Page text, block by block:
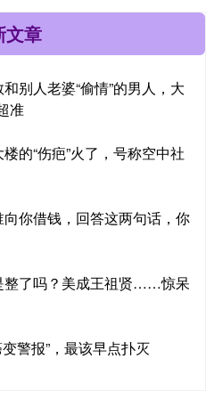
文章
别人老婆“偷情”的男人，大
准
的“伤疤”火了，号称空中社
你借钱，回答这两句话，你
整了吗？美成王祖贤……惊呆
警报”，最该早点扑灭